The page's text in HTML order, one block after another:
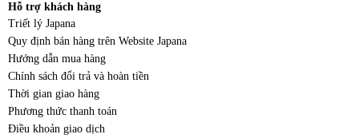
Hỗ trợ khách hàng
Triết lý Japana
Quy định bán hàng trên Website Japana
Hướng dẫn mua hàng
Chính sách đổi trả và hoàn tiền
Thời gian giao hàng
Phương thức thanh toán
Điều khoản giao dịch